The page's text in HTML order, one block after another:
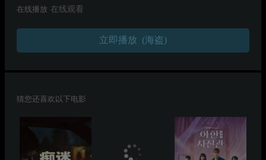
在线播放 在线观看
立即播放 (海盗)
猜您还喜欢以下电影